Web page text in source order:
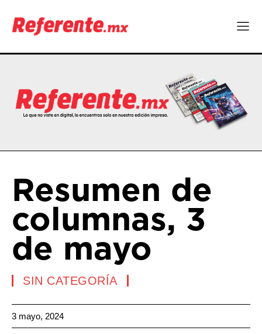
Resumen de
columnas, 3
de mayo
SIN CATEGORÍA
3 mayo, 2024